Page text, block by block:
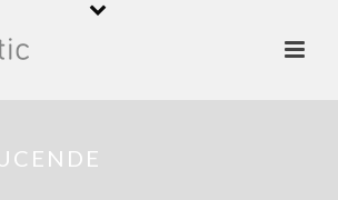
Synertic
19